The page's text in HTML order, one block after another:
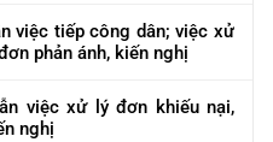
việc tiếp công dân; việc xử
tố cáo,đơn phản ánh, kiến nghị
việc xử lý đơn khiếu nại,
nghị